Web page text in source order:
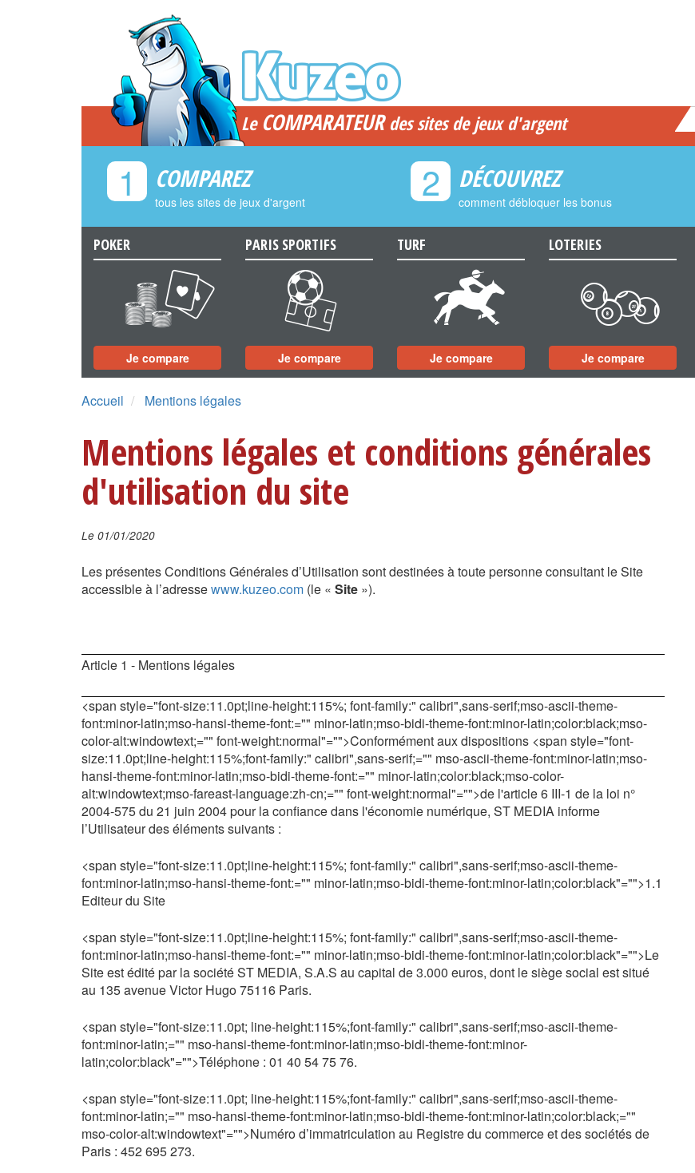
Le COMPARATEURdes sites de jeux d'argent
1 COMPAREZ
tous les sites de jeux d'argent 2 DÉCOUVREZ
comment débloquer les bonus
POKER
a
Je compare
PARIS SPORTIFS
b
Je compare
TURF
d
Je compare
LOTERIES
c
Je compare
Accueil Mentions légales
Mentions légales et conditions générales
d'utilisation du site
Le 01/01/2020
Les présentes Conditions Générales d’Utilisation sont destinées à toute personne consultant le Site
accessible à l’adressewww.kuzeo.com (le « Site »).
Article 1 - Mentions légales
<span style="font-size:11.0pt;line-height:115%; font-family:" calibri",sans-serif;mso-ascii-theme-
font:minor-latin;mso-hansi-theme-font:="" minor-latin;mso-bidi-theme-font:minor-latin;color:black;mso-
color-alt:windowtext;="" font-weight:normal"="">Conformément aux dispositions <span style="font-
size:11.0pt;line-height:115%;font-family:" calibri",sans-serif;="" mso-ascii-theme-font:minor-latin;mso-
hansi-theme-font:minor-latin;mso-bidi-theme-font:="" minor-latin;color:black;mso-color-
alt:windowtext;mso-fareast-language:zh-cn;="" font-weight:normal"="">de l'article 6 III-1 de la loi n°
2004-575 du 21 juin 2004 pour la confiance dans l'économie numérique, ST MEDIA informe
l’Utilisateur des éléments suivants :
<span style="font-size:11.0pt;line-height:115%; font-family:" calibri",sans-serif;mso-ascii-theme-
font:minor-latin;mso-hansi-theme-font:="" minor-latin;mso-bidi-theme-font:minor-latin;color:black"="">1.1
Editeur du Site
<span style="font-size:11.0pt;line-height:115%; font-family:" calibri",sans-serif;mso-ascii-theme-
font:minor-latin;mso-hansi-theme-font:="" minor-latin;mso-bidi-theme-font:minor-latin;color:black"="">Le
Site est édité par la société ST MEDIA, S.A.S au capital de 3.000 euros, dont le siège social est situé
au 135 avenue Victor Hugo 75116 Paris.
<span style="font-size:11.0pt; line-height:115%;font-family:" calibri",sans-serif;mso-ascii-theme-
font:minor-latin;="" mso-hansi-theme-font:minor-latin;mso-bidi-theme-font:minor-
latin;color:black"="">Téléphone : 01 40 54 75 76.
<span style="font-size:11.0pt; line-height:115%;font-family:" calibri",sans-serif;mso-ascii-theme-
font:minor-latin;="" mso-hansi-theme-font:minor-latin;mso-bidi-theme-font:minor-latin;color:black;=""
mso-color-alt:windowtext"="">Numéro d’immatriculation au Registre du commerce et des sociétés de
Paris : 452 695 273.